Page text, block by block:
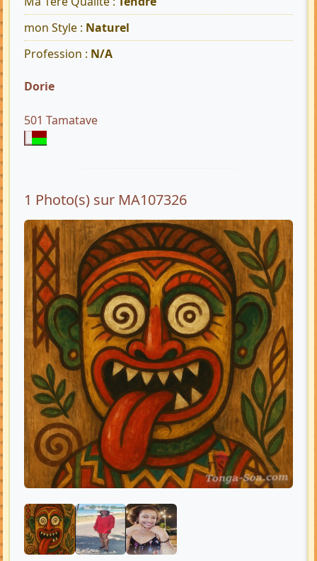
mon Style : Naturel
Profession : N/A
Dorie
501 Tamatave
1 Photo(s) sur MA107326